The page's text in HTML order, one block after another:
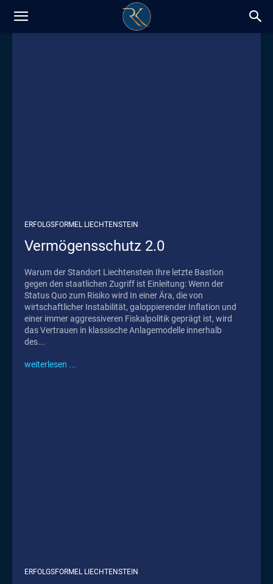
RK-
ERFOLGSFORMEL LIECHTENSTEIN
Vermögensschutz 2.0
Warum der Standort Liechtenstein Ihre letzte Bastion
gegen den staatlichen Zugriff ist Einleitung: Wenn der
Status Quo zum Risiko wird In einer Ära, die von
wirtschaftlicher Instabilität, galoppierender Inflation und
einer immer aggressiveren Fiskalpolitik geprägt ist, wird
das Vertrauen in klassische Anlagemodelle innerhalb
des...
weiterlesen ...
ERFOLGSFORMEL LIECHTENSTEIN